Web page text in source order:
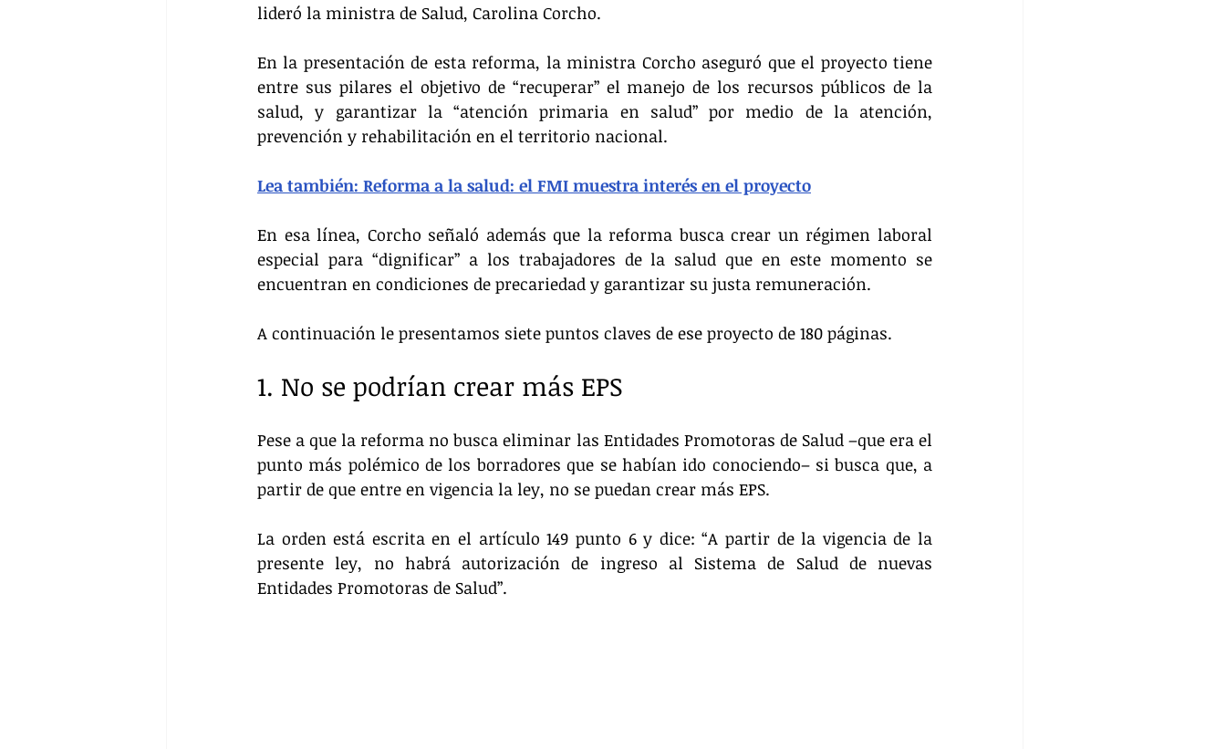
lideró la ministra de Salud, Carolina Corcho.
En la presentación de esta reforma, la ministra Corcho aseguró que el proyecto tiene
entre sus pilares el objetivo de “recuperar” el manejo de los recursos públicos de la
salud, y garantizar la “atención primaria en salud” por medio de la atención,
prevención y rehabilitación en el territorio nacional.
Lea también: Reforma a la salud: el FMI muestra interés en el proyecto
En esa línea, Corcho señaló además que la reforma busca crear un régimen laboral
especial para “dignificar” a los trabajadores de la salud que en este momento se
encuentran en condiciones de precariedad y garantizar su justa remuneración.
A continuación le presentamos siete puntos claves de ese proyecto de 180 páginas.
1. No se podrían crear más EPS
Pese a que la reforma no busca eliminar las Entidades Promotoras de Salud –que era el
punto más polémico de los borradores que se habían ido conociendo– si busca que, a
partir de que entre en vigencia la ley, no se puedan crear más EPS.
La orden está escrita en el artículo 149 punto 6 y dice: “A partir de la vigencia de la
presente ley, no habrá autorización de ingreso al Sistema de Salud de nuevas
Entidades Promotoras de Salud”.